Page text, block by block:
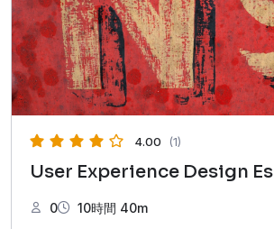
4.00 (1)
User Experience Design
0 10時間 40m